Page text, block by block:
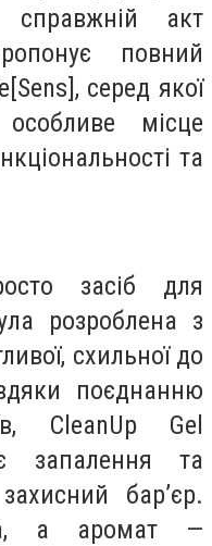
акт
повний
серед якої
місце
та
засіб для
розроблена з
схильної до
поєднанню
CleanUp Gel
запалення та
бар’єр.
а аромат —